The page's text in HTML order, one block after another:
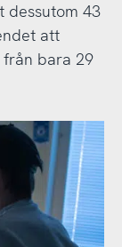
dessutom 43
att
bara 29